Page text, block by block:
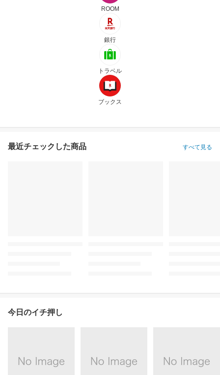
ROOM
銀行
トラベル
ブックス
最近チェックした商品 すべて見る
今日のイチ押し